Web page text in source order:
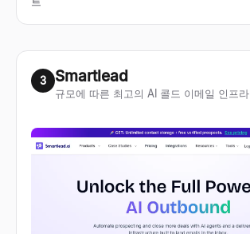
3 Smartlead
규모에 따른 최고의 AI 콜드 이메일 인프라